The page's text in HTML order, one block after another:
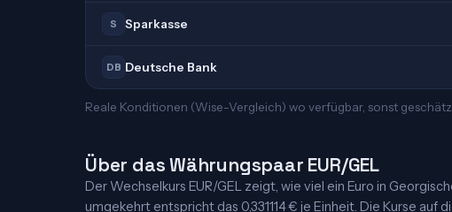
S Sparkasse
DB Deutsche Bank
Reale Konditionen (Wise-Vergleich) wo verfügbar, sonst
Über das Währungspaar EUR/GEL
Der Wechselkurs EUR/GEL zeigt, wie viel ein Euro in
umgekehrt entspricht das 0,331114 € je Einheit. Die Kurse auf